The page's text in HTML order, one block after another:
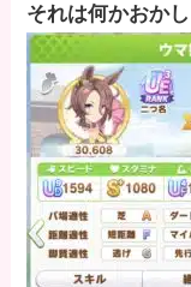
それは何かおか